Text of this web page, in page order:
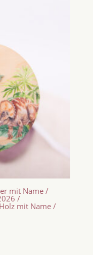
mit Name /
/
mit Name /